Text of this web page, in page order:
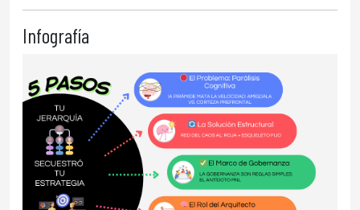
Infografía